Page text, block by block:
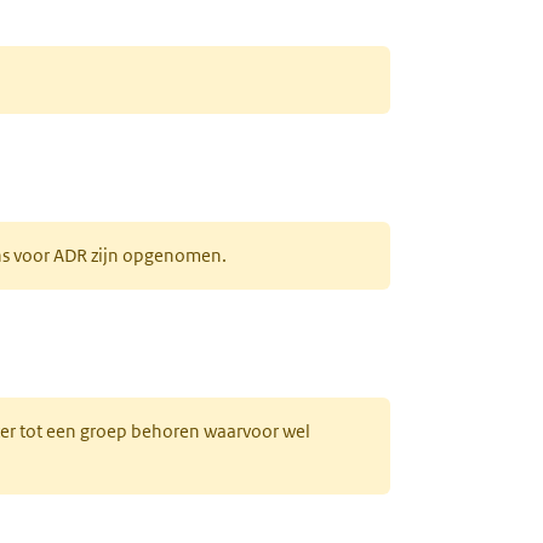
voor ADR zijn opgenomen.
tot een groep behoren waarvoor wel